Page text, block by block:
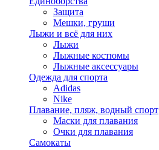
Защита
Мешки, груши
Лыжи и всё для них
Лыжи
Лыжные костюмы
Лыжные аксессуары
Одежда для спорта
Adidas
Nike
Плавание, пляж, водный спорт
Маски для плавания
Очки для плавания
Самокаты